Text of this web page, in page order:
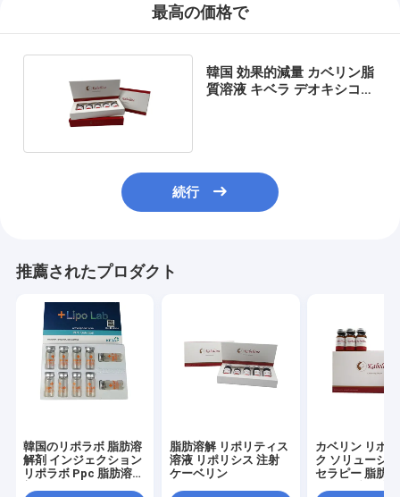
最高の価格で
韓国 効果的減量 カベリン脂
質溶液 キベラ デオキシコー
続行
推薦されたプロダクト
韓国のリポラボ 脂肪溶
解剤 インジェクション
リポラボ Ppc 脂肪溶解
脂肪溶解 リポリティス
溶液 リポリシス 注射
ケーベリン
カベリン リポ
ク ソリューシ
セラピー 脂肪